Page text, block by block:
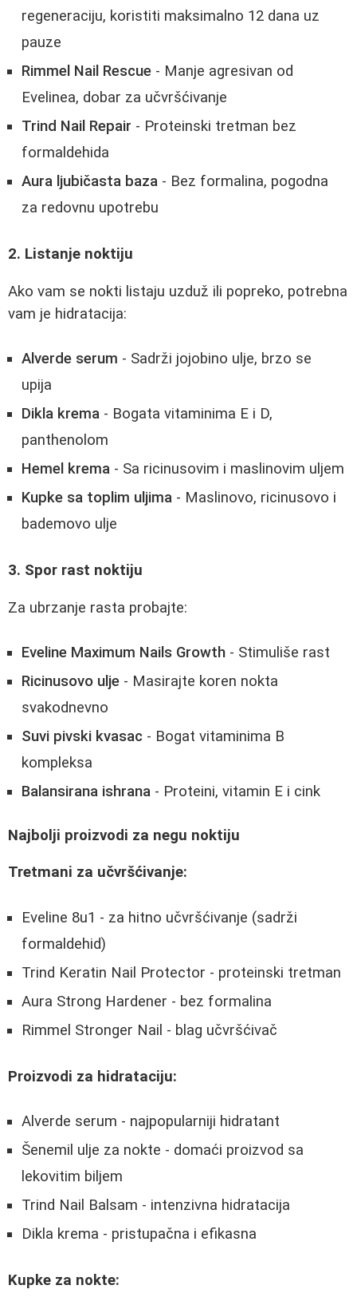
regeneraciju, koristiti maksimalno 12 dana uz
pauze
Rimmel Nail Rescue - Manje agresivan od
Evelinea, dobar za učvršćivanje
Trind Nail Repair - Proteinski tretman bez
formaldehida
Aura ljubičasta baza - Bez formalina, pogodna
za redovnu upotrebu
2. Listanje noktiju
Ako vam se nokti listaju uzduž ili popreko, potrebna
vam je hidratacija:
Alverde serum - Sadrži jojobino ulje, brzo se
upija
Dikla krema - Bogata vitaminima E i D,
panthenolom
Hemel krema - Sa ricinusovim i maslinovim uljem
Kupke sa toplim uljima - Maslinovo, ricinusovo i
bademovo ulje
3. Spor rast noktiju
Za ubrzanje rasta probajte:
Eveline Maximum Nails Growth - Stimuliše rast
Ricinusovo ulje - Masirajte koren nokta
svakodnevno
Suvi pivski kvasac - Bogat vitaminima B
kompleksa
Balansirana ishrana - Proteini, vitamin E i cink
Najbolji proizvodi za negu noktiju
Tretmani za učvršćivanje:
Eveline 8u1 - za hitno učvršćivanje (sadrži
formaldehid)
Trind Keratin Nail Protector - proteinski tretman
Aura Strong Hardener - bez formalina
Rimmel Stronger Nail - blag učvršćivač
Proizvodi za hidrataciju:
Alverde serum - najpopularniji hidratant
Šenemil ulje za nokte - domaći proizvod sa
lekovitim biljem
Trind Nail Balsam - intenzivna hidratacija
Dikla krema - pristupačna i efikasna
Kupke za nokte: